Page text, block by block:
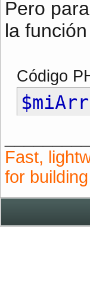
Pero
la
Código
Fast,
for